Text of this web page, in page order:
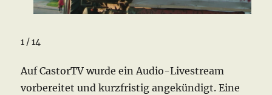
1 / 14
Auf CastorTV wurde ein Audio-Livestream
vorbereitet und kurzfristig angekündigt. Eine